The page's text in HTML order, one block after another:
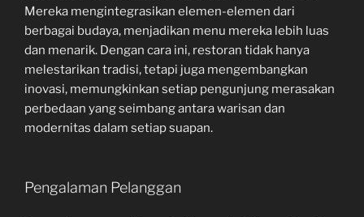
Mereka mengintegrasikan elemen-elemen dari
berbagai budaya, menjadikan menu mereka lebih luas
dan menarik. Dengan cara ini, restoran tidak hanya
melestarikan tradisi, tetapi juga mengembangkan
inovasi, memungkinkan setiap pengunjung merasakan
perbedaan yang seimbang antara warisan dan
modernitas dalam setiap suapan.
Pengalaman Pelanggan